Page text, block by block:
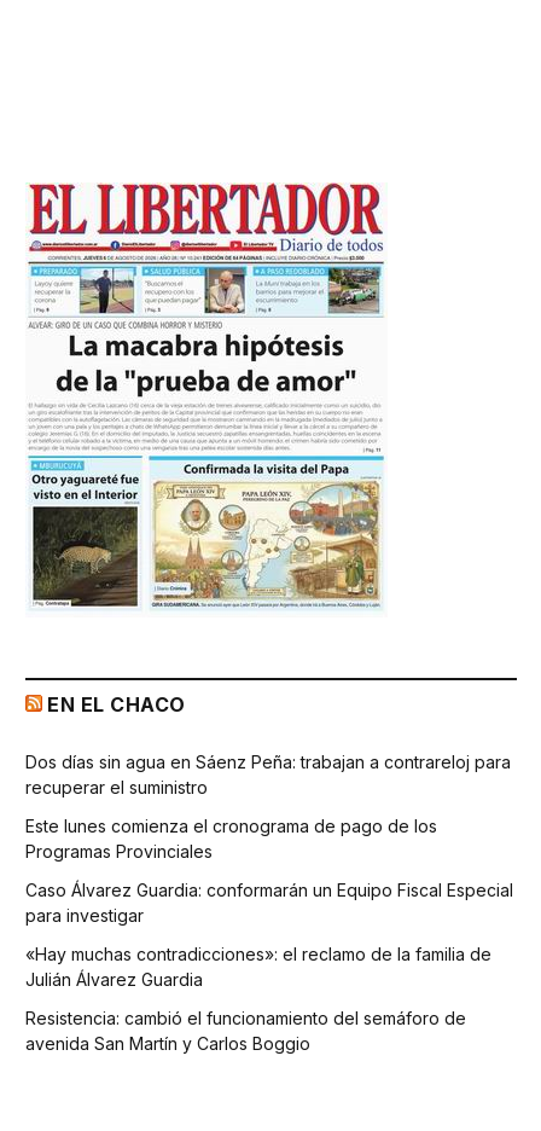
EN EL CHACO
Dos días sin agua en Sáenz Peña: trabajan a contrareloj para
recuperar el suministro
Este lunes comienza el cronograma de pago de los
Programas Provinciales
Caso Álvarez Guardia: conformarán un Equipo Fiscal Especial
para investigar
«Hay muchas contradicciones»: el reclamo de la familia de
Julián Álvarez Guardia
Resistencia: cambió el funcionamiento del semáforo de
avenida San Martín y Carlos Boggio